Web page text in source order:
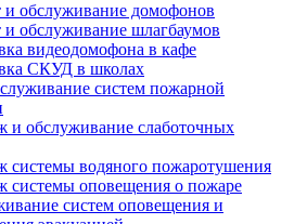
и обслуживание домофонов
и обслуживание шлагбаумов
видеодомофона в кафе
СКУД в школах
систем пожарной
и обслуживание слаботочных
системы водяного пожаротушения
системы оповещения о пожаре
систем оповещения и